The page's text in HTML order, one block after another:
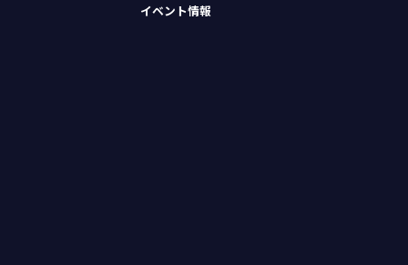
イベント情報